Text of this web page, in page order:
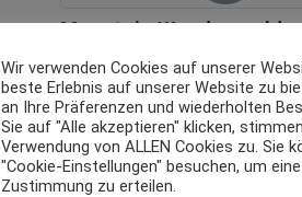
Mountain Wonderworld
This is a Page excerpt. It will
displayed for search results
Wir verwenden Cookies auf unserer
beste Erlebnis auf unserer Website zu
an Ihre Präferenzen und wiederholten
Sie auf "Alle akzeptieren" klicken,
Verwendung von ALLEN Cookies zu. Sie
"Cookie-Einstellungen" besuchen, um
Zustimmung zu erteilen.